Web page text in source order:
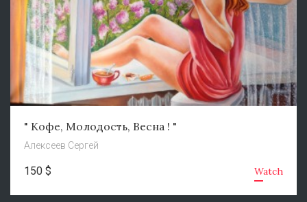
" Кофе, Молодость, Весна ! "
Алексеев Сергей
150 $ Watch